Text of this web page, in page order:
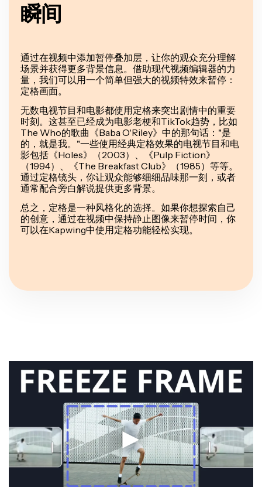
瞬间
通过在视频中添加暂停叠加层，让你的观众充分理解
场景并获得更多背景信息。借助现代视频编辑器的力
量，我们可以用一个简单但强大的视频特效来暂停：
定格画面。
无数电视节目和电影都使用定格来突出剧情中的重要
时刻。这甚至已经成为电影老梗和TikTok趋势，比如
The Who的歌曲《Baba O'Riley》中的那句话："是
的，就是我。"一些使用经典定格效果的电视节目和电
影包括《Holes》（2003）、《Pulp Fiction》
（1994）、《The Breakfast Club》（1985）等等。
通过定格镜头，你让观众能够细细品味那一刻，或者
通常配合旁白解说提供更多背景。
总之，定格是一种风格化的选择。如果你想探索自己
的创意，通过在视频中保持静止图像来暂停时间，你
可以在Kapwing中使用定格功能轻松实现。